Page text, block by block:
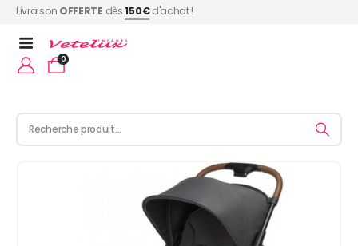
Livraison OFFERTE dès150€d'achat !
0